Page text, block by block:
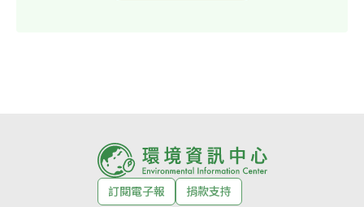
訂閱電子報
捐款支持